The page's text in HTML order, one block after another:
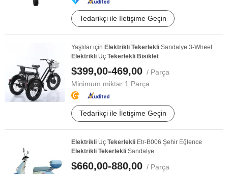
Tedarikçi ile İletişime Geçin
Yaşlılar için Elektrikli Tekerlekli Sandalye 3-Wheel
Elektrikli Üç Tekerlekli Bisiklet
$399,00-469,00 / Parça
Minimum miktar:1 Parça
Tedarikçi ile İletişime Geçin
Elektrikli Üç Tekerlekli Etr-B006 Şehir Eğlence
Elektrikli Tekerlekli Sandalye
$660,00-880,00 / Parça